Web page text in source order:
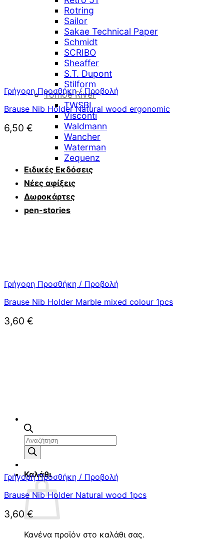
Rotring
Sailor
Sakae Technical Paper
Schmidt
SCRIBO
Sheaffer
S.T. Dupont
Stilform
Tomoe River
TWSBI
Visconti
Waldmann
Wancher
Waterman
Zequenz
Ειδικές Εκδόσεις
Νέες αφίξεις
Δωροκάρτες
pen-stories
Αναζήτηση
προϊόντων
Καλάθι
Κανένα προϊόν στο καλάθι σας.
Γρήγορη Προσθήκη / Προβολή
Brause Nib Holder Natural wood ergonomic
6,50 €
Γρήγορη Προσθήκη / Προβολή
Brause Nib Holder Marble mixed colour 1pcs
3,60 €
Γρήγορη Προσθήκη / Προβολή
Brause Nib Holder Natural wood 1pcs
3,60 €